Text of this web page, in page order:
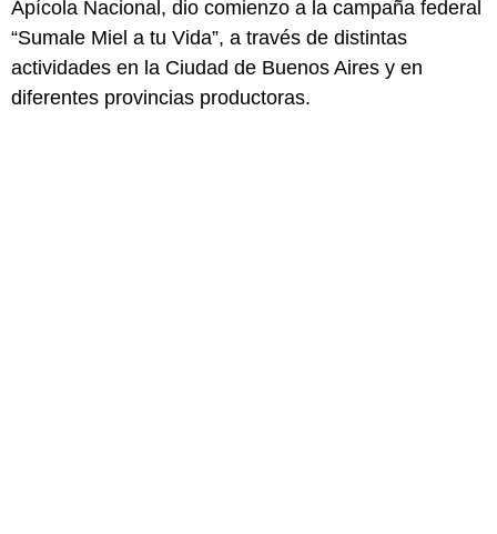
Apícola Nacional, dio comienzo a la campaña federal
“Sumale Miel a tu Vida”, a través de distintas
actividades en la Ciudad de Buenos Aires y en
diferentes provincias productoras.